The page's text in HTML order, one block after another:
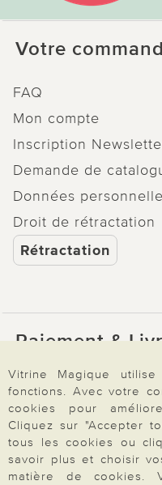
Votre
FAQ
Mon compte
Inscription
Demande de
Données
Droit de rétractation
Rétractation
Paiement &
À propos de
Besoin d'aide?
Vitrine Magique
fonctions. Avec votre
cookies pour
Cliquez sur "Accepter
tous les cookies ou
savoir plus et choisir
matière de cookies.